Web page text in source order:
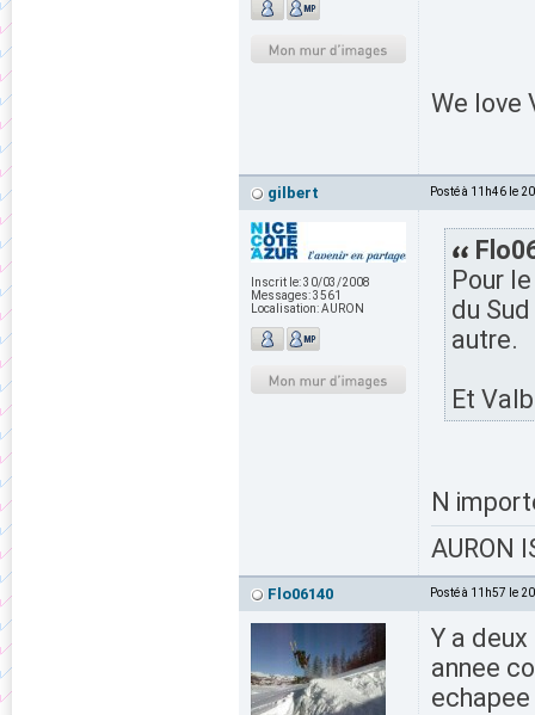
We love
gilbert Posté à 11h46 le
Inscrit le:30/03/2008
Messages:3561
Localisation:AURON
Pour
du
autre.
Et
N
AURON
Flo06140 Posté à 11h57 le
Y a
annee